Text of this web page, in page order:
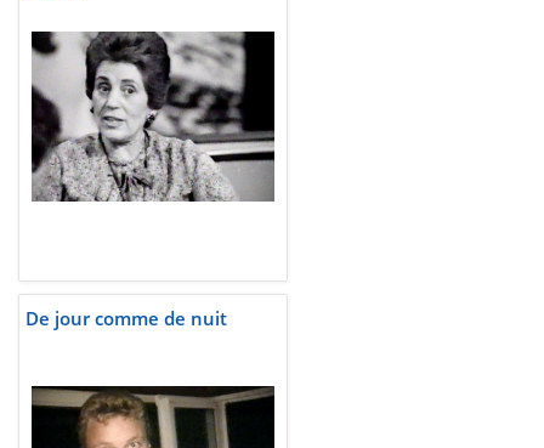
De jour comme de nuit